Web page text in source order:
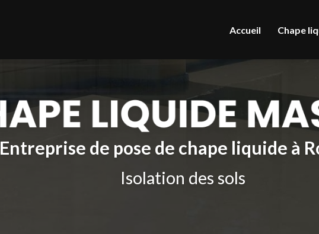
Accueil Chape
Entreprise de pose de chape liquide à
Isolation des sols